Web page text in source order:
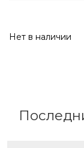
Нет в наличии